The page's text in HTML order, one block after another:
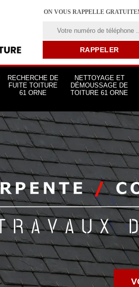
ON VOUS RAPPELLE
RECHERCHE DE
FUITE TOITURE
61 ORNE
NETTOYAGE ET
DÉMOUSSAGE DE
TOITURE 61 ORNE